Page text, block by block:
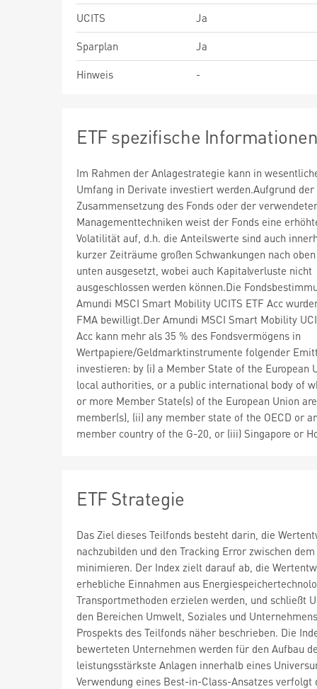
UCITS
Ja
Sparplan
Ja
Hinweis
-
ETF spezifische
Im Rahmen der Anlagestrategie kann in
Umfang in Derivate investiert werden.Aufgrund der
Zusammensetzung des Fonds oder der
Managementtechniken weist der Fonds eine
Volatilität auf, d.h. die Anteilswerte sind auch
kurzer Zeiträume großen Schwankungen nach
unten ausgesetzt, wobei auch Kapitalverluste nicht
ausgeschlossen werden können.Die
Amundi MSCI Smart Mobility UCITS ETF Acc
FMA bewilligt.Der Amundi MSCI Smart Mobility
Acc kann mehr als 35 % des Fondsvermögens in
Wertpapiere/Geldmarktinstrumente folgender
investieren: by (i) a Member State of the European
local authorities, or a public international body of
or more Member State(s) of the European Union are
member(s), (ii) any member state of the OECD or
member country of the G-20, or (iii) Singapore or
ETF Strategie
Das Ziel dieses Teilfonds besteht darin, die
nachzubilden und den Tracking Error zwischen
minimieren. Der Index zielt darauf ab, die
erhebliche Einnahmen aus
Transportmethoden erzielen werden, und schließt
den Bereichen Umwelt, Soziales und
Prospekts des Teilfonds näher beschrieben. Die
bewerteten Unternehmen werden für den Aufbau
leistungsstärkste Anlagen innerhalb eines
Verwendung eines Best-in-Class-Ansatzes